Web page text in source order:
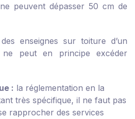
peuvent dépasser 50 cm de
enseignes sur toiture d’un
ne peut en principe excéder
: la réglementation en la
très spécifique, il ne faut pas
rapprocher des services